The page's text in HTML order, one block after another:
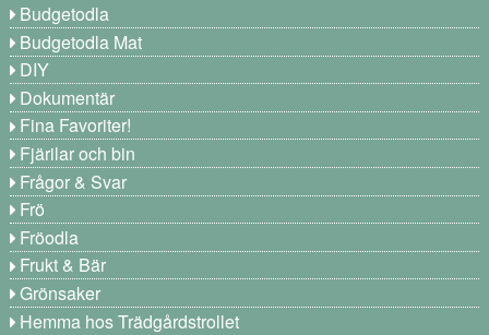
Budgetodla
Budgetodla Mat
DIY
Dokumentär
Fina Favoriter!
Fjärilar och bin
Frågor & Svar
Frö
Fröodla
Frukt & Bär
Grönsaker
Hemma hos Trädgårdstrollet